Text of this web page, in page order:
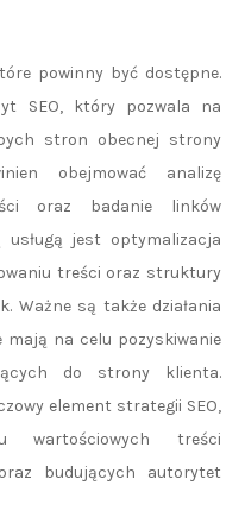
powinny być dostępne.
SEO, który pozwala na
stron obecnej strony
obejmować analizę
oraz badanie linków
jest optymalizacja
treści oraz struktury
Ważne są także działania
na celu pozyskiwanie
do strony klienta.
element strategii SEO,
treści
budujących autorytet